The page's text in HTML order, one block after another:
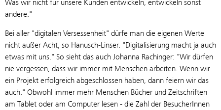
Was wir nicht für unsere Kunden entwickeln, entwickeln sonst
andere."
Bei aller "digitalen Versessenheit" dürfe man die eigenen Werte
nicht außer Acht, so Hanusch-Linser. "Digitalisierung macht ja auch
etwas mit uns." So sieht das auch Johanna Rachinger: "Wir dürfen
nie vergessen, dass wir immer mit Menschen arbeiten. Wenn wir
ein Projekt erfolgreich abgeschlossen haben, dann feiern wir das
auch." Obwohl immer mehr Menschen Bücher und Zeitschriften
am Tablet oder am Computer lesen - die Zahl der BesucherInnen